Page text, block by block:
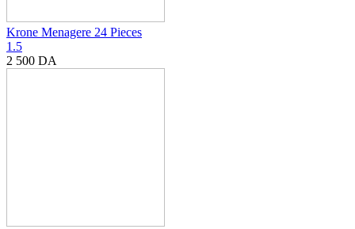
Krone Menagere 24 Pieces
1.5
2 500 DA